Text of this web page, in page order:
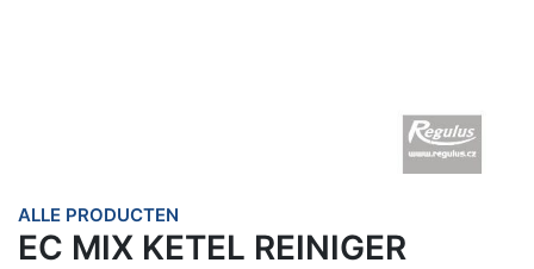
ALLE PRODUCTEN
EC MIX KETEL REINIGER